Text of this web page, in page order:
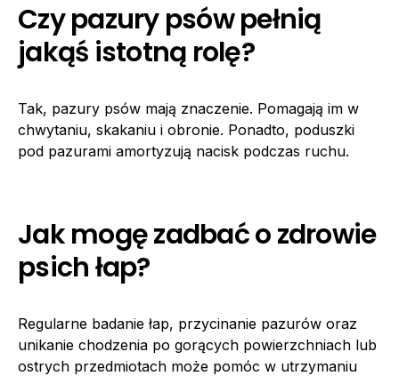
Czy pazury psów pełnią
jakąś istotną rolę?
Tak, pazury psów mają znaczenie. Pomagają im w
chwytaniu, skakaniu i obronie. Ponadto, poduszki
pod pazurami amortyzują nacisk podczas ruchu.
Jak mogę zadbać o zdrowie
psich łap?
Regularne badanie łap, przycinanie pazurów oraz
unikanie chodzenia po gorących powierzchniach lub
ostrych przedmiotach może pomóc w utrzymaniu